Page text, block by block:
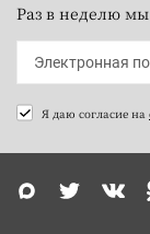
Раз в неделю
Я даю согласие на